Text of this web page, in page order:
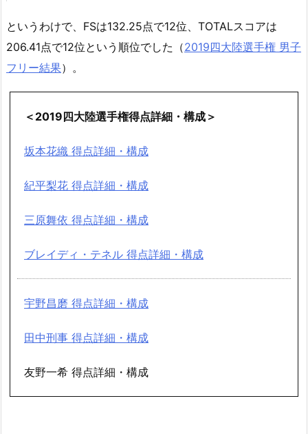
というわけで、FSは132.25点で12位、TOTALスコアは
206.41点で12位という順位でした（2019四大陸選手権 男子
フリー結果）。
＜2019四大陸選手権得点詳細・構成＞
坂本花織 得点詳細・構成
紀平梨花 得点詳細・構成
三原舞依 得点詳細・構成
ブレイディ・テネル 得点詳細・構成
宇野昌磨 得点詳細・構成
田中刑事 得点詳細・構成
友野一希 得点詳細・構成